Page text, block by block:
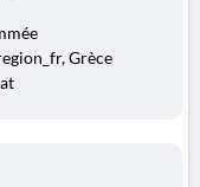
Grèce